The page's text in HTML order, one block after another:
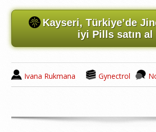
Kayseri, Türkiye’de
iyi Pills satın al
Ivana Rukmana Gynectrol